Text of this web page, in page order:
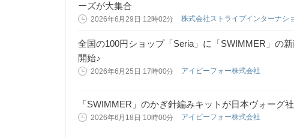
ーズが大集合
2026年6月29日 12時02分 株式会社ストライプインターナシ
全国の100円ショップ「Seria」に「SWIMMER」の
開始♪
2026年6月25日 17時00分 アイピーフォー株式会社
「SWIMMER」のかぎ針編みキットが日本ヴォーグ
2026年6月18日 10時00分 アイピーフォー株式会社